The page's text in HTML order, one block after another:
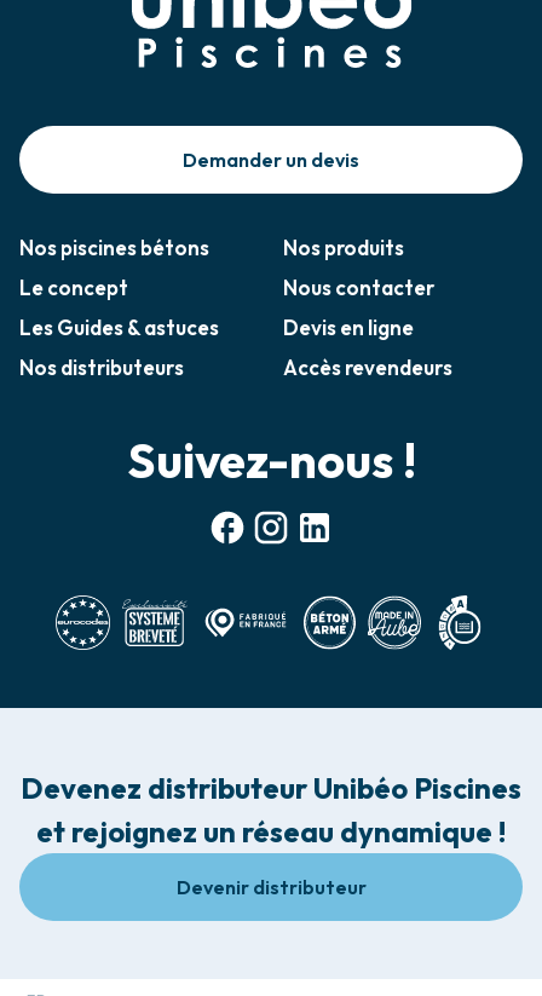
Demander un devis
Nos piscines bétons
Nos produits
Le concept
Les Guides & astuces
Nos distributeurs
Nous contacter
Devis en ligne
Accès revendeurs
Suivez-nous !
Devenez distributeur Unibéo Piscines
et rejoignez un réseau dynamique !
Devenir distributeur